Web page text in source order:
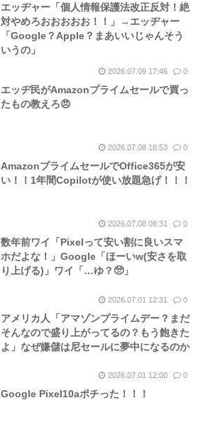
エッヂャー「個人情報保護法改正反対！絶
対やめろおおおおお！！」→エッヂャー
「Google？Apple？まあいいじゃんそう
いうの」
2026.07.09 17:46 0
エッヂ民がAmazonプライムセールで買っ
たもの教えろ😠
2026.07.08 18:53 0
AmazonプライムセールでOffice365が安
い！！1年間Copilotが使い放題急げ！！！
2026.07.08 08:31 0
数年前ワイ「Pixelって安い割に良いスマ
ホだよな！」Google「ほーいw(安さを取
り上げる)」ワイ「…ゆ？🥺」
2026.07.01 12:31 0
アメリカ人「アマゾンプライムデー？まだ
そんなので盛り上がってるの？もう飽きた
よ」なぜ嫌儲は尼セールに夢中になるのか
2026.07.01 12:00 0
Google Pixel10aポチった！！！